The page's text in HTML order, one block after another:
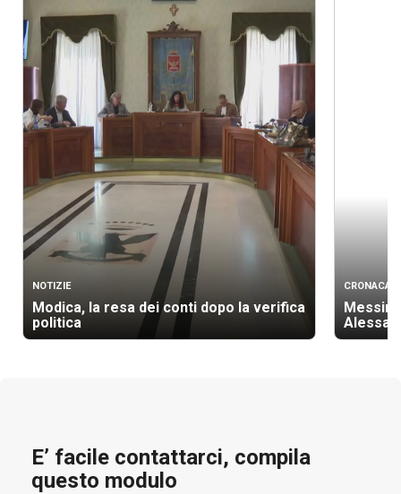
NOTIZIE
Modica, la resa dei conti dopo la verifica
politica
CRONACA
E’ facile contattarci, compila
questo modulo